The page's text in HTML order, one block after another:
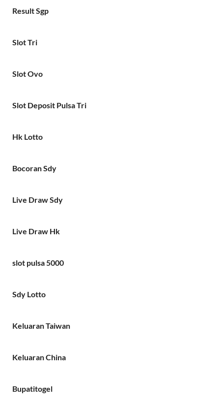
Result Sgp
Slot Tri
Slot Ovo
Slot Deposit Pulsa Tri
Hk Lotto
Bocoran Sdy
Live Draw Sdy
Live Draw Hk
slot pulsa 5000
Sdy Lotto
Keluaran Taiwan
Keluaran China
Bupatitogel